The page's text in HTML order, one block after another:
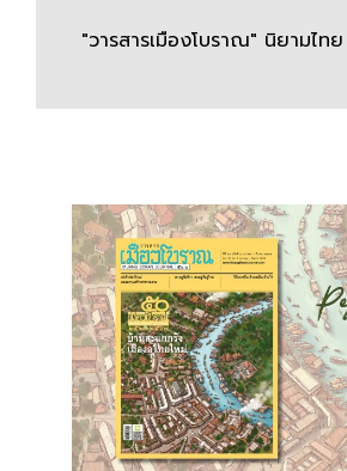
"วารสารเมืองโบราณ" นิยามไทย